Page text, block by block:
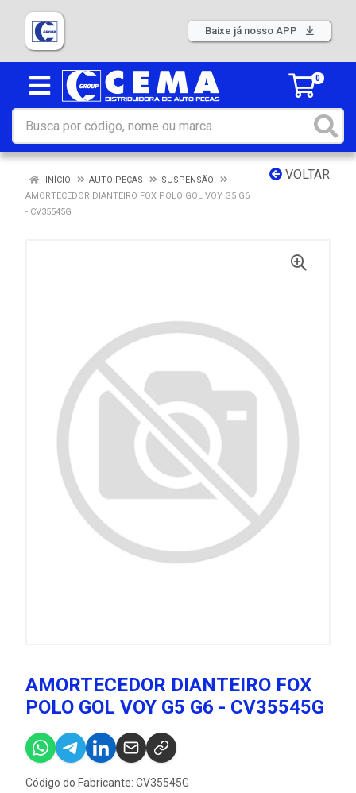
Baixe já nosso APP
0
VOLTAR
INÍCIO AUTO PEÇAS
SUSPENSÃO
AMORTECEDOR DIANTEIRO FOX POLO GOL VOY G5 G6
- CV35545G
AMORTECEDOR DIANTEIRO FOX
POLO GOL VOY G5 G6 - CV35545G
Código do Fabricante: CV35545G